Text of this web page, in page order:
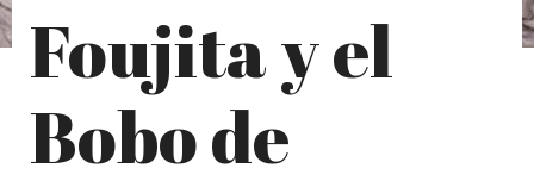
Foujita y el
Bobo de